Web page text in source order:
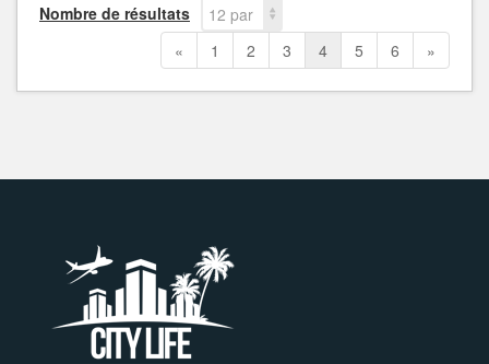
Nombre de résultats
12 par
page
« 1 2 3 4 5 6 »